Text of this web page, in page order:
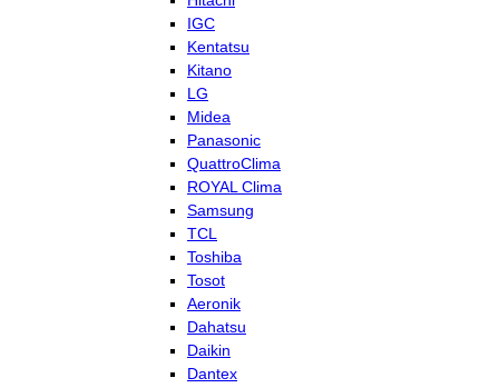
IGC
Kentatsu
Kitano
LG
Midea
Panasonic
QuattroClima
ROYAL Clima
Samsung
TCL
Toshiba
Tosot
Aeronik
Dahatsu
Daikin
Dantex